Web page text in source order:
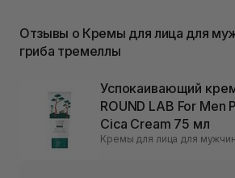
Отзывы о Кремы для лица для
гриба тремеллы
Успокаивающий
ROUND LAB For Men
Cica Cream 75 мл
Кремы для лица для мужчин